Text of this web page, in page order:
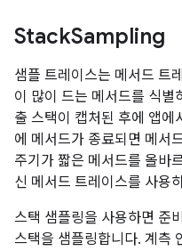
StackSampling
샘플 트레이스는 메서드 트
이 많이 드는 메서드를 식별
출 스택이 캡처된 후에 앱에
에 메서드가 종료되면 메서
주기가 짧은 메서드를 올바
신 메서드 트레이스를 사용
스택 샘플링을 사용하면 준
스택을 샘플링합니다. 계측